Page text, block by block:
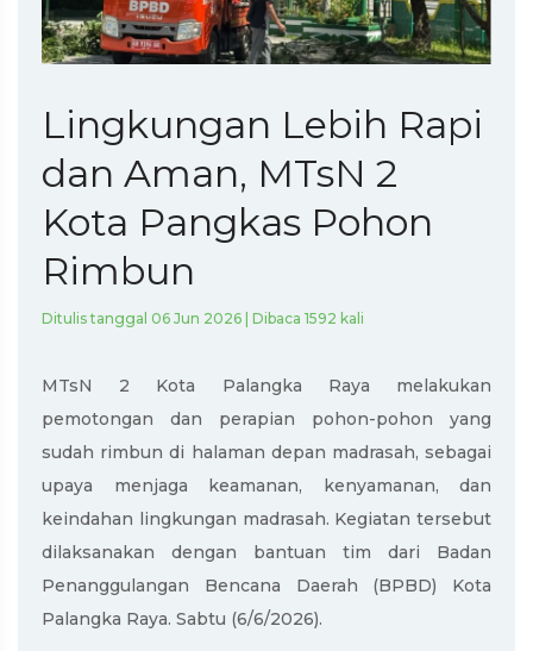
Lingkungan Lebih Rapi
dan Aman, MTsN 2
Kota Pangkas Pohon
Rimbun
Ditulis tanggal 06 Jun 2026 | Dibaca 1592 kali
MTsN 2 Kota Palangka Raya melakukan
pemotongan dan perapian pohon-pohon yang
sudah rimbun di halaman depan madrasah, sebagai
upaya menjaga keamanan, kenyamanan, dan
keindahan lingkungan madrasah. Kegiatan tersebut
dilaksanakan dengan bantuan tim dari Badan
Penanggulangan Bencana Daerah (BPBD) Kota
Palangka Raya. Sabtu (6/6/2026).